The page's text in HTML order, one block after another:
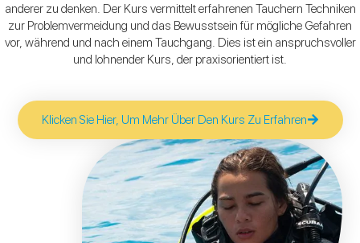
anderer zu denken. Der Kurs vermittelt erfahrenen Tauchern Techniken
zur Problemvermeidung und das Bewusstsein für mögliche Gefahren
vor, während und nach einem Tauchgang. Dies ist ein anspruchsvoller
und lohnender Kurs, der praxisorientiert ist.
Klicken Sie Hier, Um Mehr Über Den Kurs Zu Erfahren